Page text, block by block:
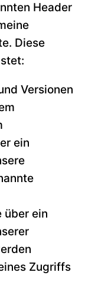
Header
Diese
Versionen
ein
über ein
Zugriffs